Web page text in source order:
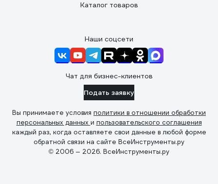
Каталог товаров
Наши соцсети
Чат для бизнес-клиентов
Подать заявку
Вы принимаете условия политики в отношении обработки
персональных данных и пользовательского соглашения
каждый раз, когда оставляете свои данные в любой форме
обратной связи на сайте ВсеИнструменты.ру
© 2006 — 2026. ВсеИнструменты.ру